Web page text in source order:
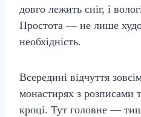
довго лежить сніг, і
Простота — не лише
необхідність.
Всередині відчуття
монастирях з розписами
кроці. Тут головне —